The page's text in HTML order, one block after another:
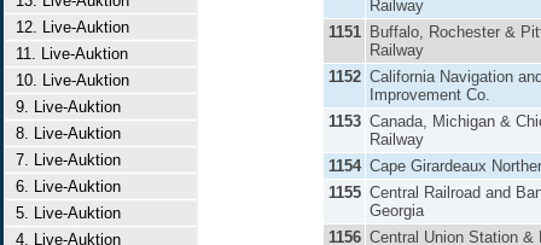
12. Live-Auktion
11. Live-Auktion
10. Live-Auktion
9. Live-Auktion
8. Live-Auktion
7. Live-Auktion
6. Live-Auktion
5. Live-Auktion
4. Live-Auktion
Railway
1151
Buffalo, Rochester &
Railway
1152 California Navigation
Improvement Co.
1153 Canada, Michigan &
Railway
1154 Cape Girardeaux
1155 Central Railroad and
Georgia
1156 Central Union Station &